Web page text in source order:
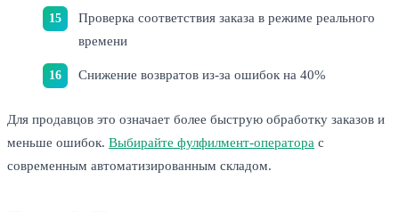
Проверка соответствия заказа в режиме реального
времени
Снижение возвратов из-за ошибок на 40%
Для продавцов это означает более быструю обработку заказов и
меньше ошибок. Выбирайте фулфилмент-оператора с
современным автоматизированным складом.